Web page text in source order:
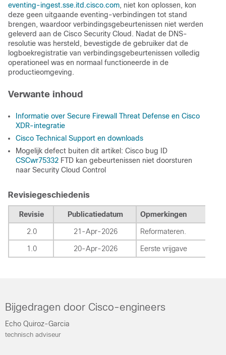
eventing-ingest.sse.itd.cisco.com, niet kon oplossen, kon
deze geen uitgaande eventing-verbindingen tot stand
brengen, waardoor verbindingsgebeurtenissen niet werden
geleverd aan de Cisco Security Cloud. Nadat de DNS-
resolutie was hersteld, bevestigde de gebruiker dat de
logboekregistratie van verbindingsgebeurtenissen volledig
operationeel was en normaal functioneerde in de
productieomgeving.
Verwante inhoud
Informatie over Secure Firewall Threat Defense en Cisco
XDR-integratie
Cisco Technical Support en downloads
Mogelijk defect buiten dit artikel: Cisco bug ID
CSCwr75332 FTD kan gebeurtenissen niet doorsturen
naar Security Cloud Control
Revisiegeschiedenis
Revisie Publicatiedatum Opmerkingen
2.0 21-Apr-2026 Reformateren.
1.0 20-Apr-2026 Eerste vrijgave
Bijgedragen door Cisco-engineers
Echo Quiroz-Garcia
technisch adviseur